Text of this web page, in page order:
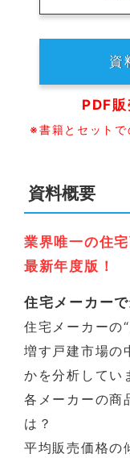
資
PDF
※書籍とセット
資料概要
業界唯一の住
最新年度版！
住宅メーカー
住宅メーカーの
増す戸建市場の
かを分析してい
各メーカーの商
は？
平均販売価格の